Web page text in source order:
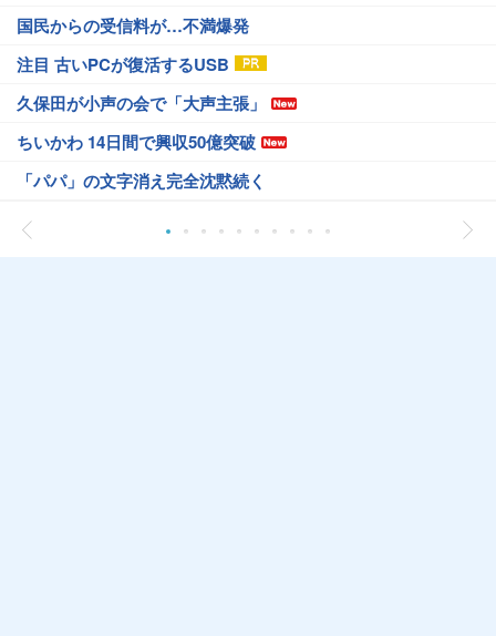
国民からの受信料が…不満爆発
注目 古いPCが復活するUSB
久保田が小声の会で「大声主張」
ちいかわ 14日間で興収50億突破
「パパ」の文字消え完全沈黙続く